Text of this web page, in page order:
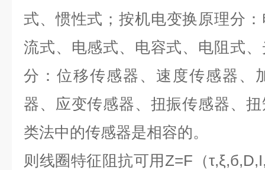
式、惯性式；按机电变换原理分
流式、电感式、电容式、电阻式
分：位移传感器、速度传感器、
器、应变传感器、扭振传感器、
类法中的传感器是相容的。
则线圈特征阻抗可用Z=F（